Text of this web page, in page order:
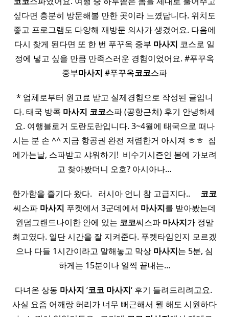
싶다면 충분히 방문해볼 만한 곳이라 느꼈답니다. 위치도
좋고 프로그램도 다양해 재방문 의사가 생겼어요. 다음에
다시 찾게 된다면 또 한 번 푸꾸옥 중부 마사지 코스로 일
정에 넣고 싶을 만큼 만족스러운 경험이었어요. #푸꾸옥
중부마사지 #푸꾸옥코코스파
* 업체로부터 원고료 받고 실제경험으로 작성된 글입니
다. 태국 방콕 마사지 코코스파 (공항근처) 후기 안녕하세
요. 여행블로거 도란도란입니다. 3~4월에 태국으로 떠나
시는 분 손 ^^ 지금 항공권 완전 저렴한거 아시져 ㅎㅎ ​ 집
에가는날, 스파받고 샤워하기! ​ 비수기시즌인 봄에 가보려
고 찾아봤더니 오호? 아시아나…
한가함을 즐기다 왔다. ​ ​ 러시아 언니 참 고급지다.. ​ ​ ​ ​ 코코
씨스파 마사지 푸켓에서 3군데에서 마사지를 받아봤는데
윈덤그랜드나이한 안에 있는 코코씨스파 마사지가 정말
최고였다. 일단 시간을 잘 지켜준다. 푸켓타임인지 모르겠
으나 다들 1시간이라고 말해놓고 막상 마사지는 5분, 심
하게는 15분이나 일찍 끝내는…
다녀온 상동 마사지 ‘코코 마사지‘ 후기 들려드리려고요. ​
사실 요즘 어깨랑 허리가 너무 뻐근해서 뭘 해도 시원하다